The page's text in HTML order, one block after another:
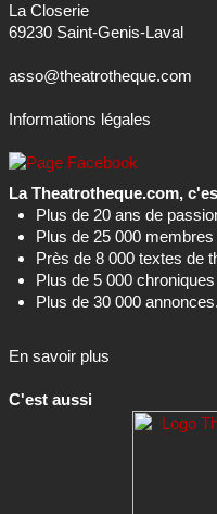
La Closerie
69230 Saint-Genis-Laval
asso@theatrotheque.com
Informations légales
La Theatrotheque.com,
Plus de 20 ans de
Plus de 25 000 membres
Près de 8 000 textes de
Plus de 5 000
Plus de 30 000
En savoir plus
C'est aussi